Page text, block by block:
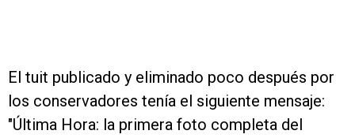
El tuit publicado y eliminado poco después por
los conservadores tenía el siguiente mensaje:
"Última Hora: la primera foto completa del